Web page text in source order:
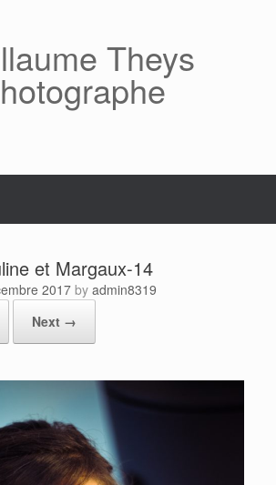
Theys
et Margaux-14
2017 by admin8319
Next →